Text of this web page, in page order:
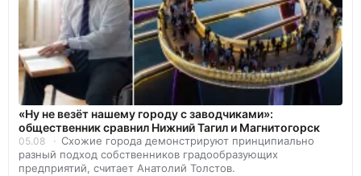
«Ну не везёт нашему городу с заводчиками»:
общественник сравнил Нижний Тагил и Магнитогорск
05.08
Схожие города демонстрируют принципиально
разный подход собственников градообразующих
предприятий, считает Анатолий Толстов.